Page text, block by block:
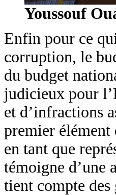
Youssouf
Enfin pour ce
corruption, le
du budget
judicieux pour
et d’infractions
premier élément
en tant que
témoigne d’une
tient compte